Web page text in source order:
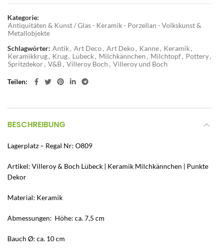
Kategorie:
Antiquitäten & Kunst / Glas - Keramik - Porzellan - Volkskunst &
Metallobjekte
Schlagwörter: Antik, Art Deco, Art Deko, Kanne, Keramik,
Keramikkrug, Krug, Lübeck, Milchkännchen , Milchtopf, Pottery,
Spritzdekor, V&B, Villeroy Boch , Villeroy und Boch
Teilen
BESCHREIBUNG
Lagerplatz – Regal Nr: O809
Artikel: Villeroy & Boch Lübeck | Keramik Milchkännchen | Punkte
Dekor
Material: Keramik
Abmessungen: Höhe: ca. 7,5 cm
Bauch Ø: ca. 10 cm